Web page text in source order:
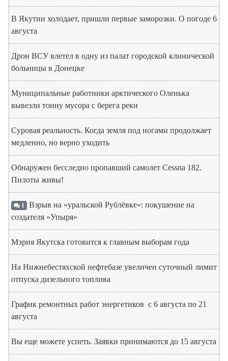
В Якутии холодает, пришли первые заморозки. О погоде 6
августа
Дрон ВСУ влетел в одну из палат городской клинической
больницы в Донецке
Муниципальные работники арктического Оленька
вывезли тонну мусора с берега реки
Суровая реальность. Когда земля под ногами продолжает
медленно, но верно уходить
Обнаружен бесследно пропавший самолет Cessna 182.
Пилоты живы!
1 Взрыв на «уральской Рублёвке»: покушение на
создателя «Упыря»
Мэрия Якутска готовится к главным выборам года
На Нижнебестяхской нефтебазе увеличен суточный лимит
отпуска дизельного топлива
График ремонтных работ энергетиков с 6 августа по 21
августа
Вы еще можете успеть. Заявки принимаются до 15 августа